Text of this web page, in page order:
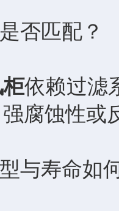
匹配？
依赖过滤
腐蚀性或
寿命如